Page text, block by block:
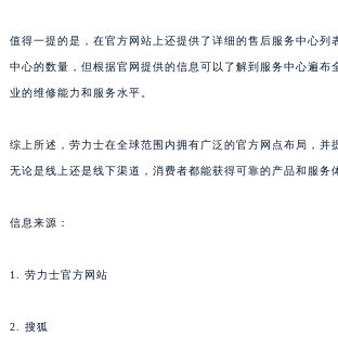
值得一提的是，在官方网站上还提供了详细的售后服务中心列
中心的数量，但根据官网提供的信息可以了解到服务中心遍布
业的维修能力和服务水平。
综上所述，劳力士在全球范围内拥有广泛的官方网点布局，并
无论是线上还是线下渠道，消费者都能获得可靠的产品和服务
信息来源：
1. 劳力士官方网站
2. 搜狐